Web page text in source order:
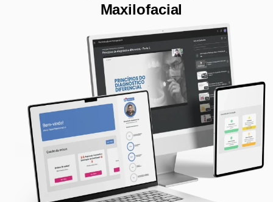
Maxilofacial